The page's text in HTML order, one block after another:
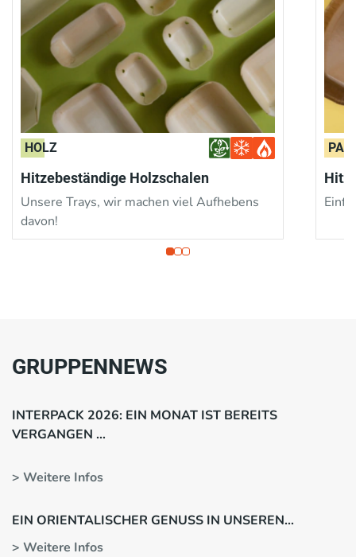
HOLZ
Hitzebeständige Holzschalen
Unsere Trays, wir machen viel Aufhebens
davon!
GRUPPENNEWS
INTERPACK 2026: EIN MONAT IST BEREITS
VERGANGEN …
> Weitere Infos
EIN ORIENTALISCHER GENUSS IN UNSEREN
KLEBEVERPACKUNGEN
> Weitere Infos